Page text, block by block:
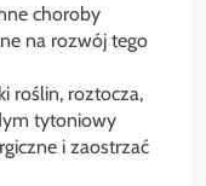
choroby
na rozwój tego
roślin, roztocza,
tytoniowy
i zaostrzać